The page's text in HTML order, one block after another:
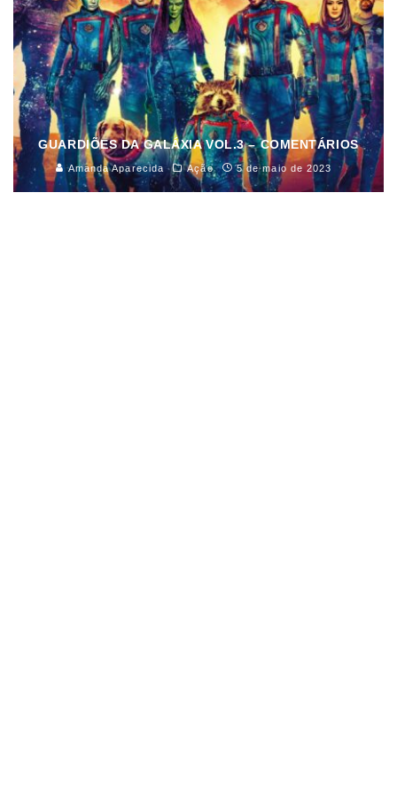
GUARDIÕES DA GALÁXIA VOL.3 – COMENTÁRIOS
Amanda Aparecida Ação 5 de maio de 2023